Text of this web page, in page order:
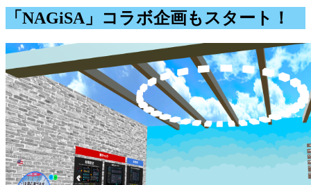
「NAGiSA」コラボ企画もスタート！